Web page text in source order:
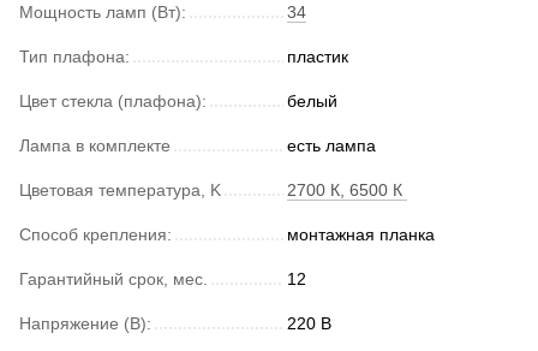
Мощность ламп (Вт): 34
Тип плафона: пластик
Цвет стекла (плафона): белый
Лампа в комплекте есть лампа
Цветовая температура, K 2700 К, 6500 К
Способ крепления: монтажная планка
Гарантийный срок, мес. 12
Напряжение (В): 220 В